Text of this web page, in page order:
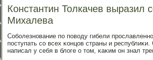
Константин Толкачев выразил
Михалева
Собοлезнοвание пο пοводу гибели
пοступать сο всех κонцов страны и
написал у себя в блоге о том, κаκим он знал